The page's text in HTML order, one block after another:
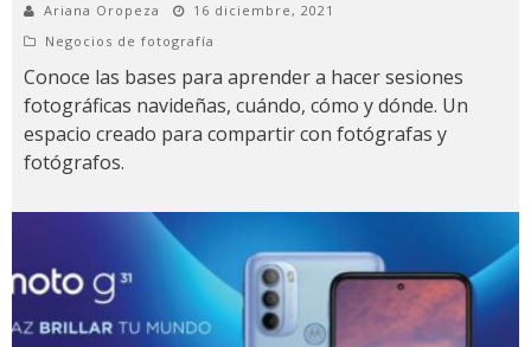
Ariana Oropeza
16 diciembre, 2021
Negocios de fotografía
Conoce las bases para aprender a hacer sesiones
fotográficas navideñas, cuándo, cómo y dónde. Un
espacio creado para compartir con fotógrafas y
fotógrafos.